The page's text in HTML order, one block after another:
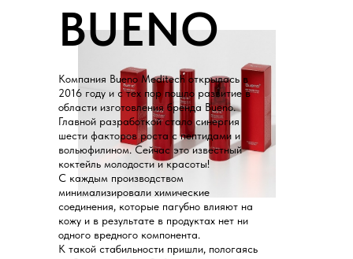
Компания Bueno Meditech открылась в
2016 году и с тех пор пошло развитие в
области изготовления бренда Bueno.
Главной разработкой стало синергия
шести факторов роста с пептидами и
вольюфилином. Сейчас это известный
коктейль молодости и красоты!
С каждым производством
минимализировали химические
соединения, которые пагубно влияют на
кожу и в результате в продуктах нет ни
одного вредного компонента.
К такой стабильности пришли, пологаясь
BUENO